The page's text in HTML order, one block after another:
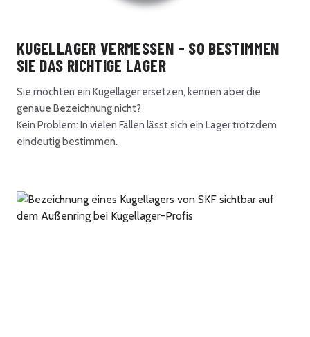
KUGELLAGER VERMESSEN – SO BESTIMMEN
SIE DAS RICHTIGE LAGER
Sie möchten ein Kugellager ersetzen, kennen aber die
genaue Bezeichnung nicht?
Kein Problem: In vielen Fällen lässt sich ein Lager trotzdem
eindeutig bestimmen.